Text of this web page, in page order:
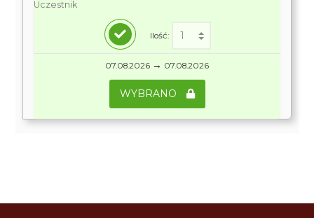
Uczestnik
Ilość:
07.08.2026 → 07.08.2026
WYBRANO